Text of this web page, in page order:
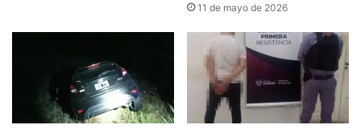
11 de mayo de 2026